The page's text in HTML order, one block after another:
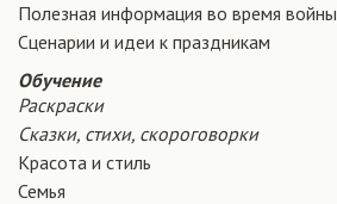
Полезная информация во время войны
Сценарии и идеи к праздникам
Обучение
Раскраски
Сказки, стихи, скороговорки
Красота и стиль
Семья